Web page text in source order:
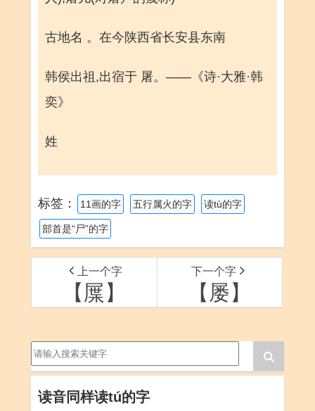
古地名 。在今陕西省长安县东南
韩侯出祖,出宿于 屠。——《诗·大雅·韩
奕》
姓
标签： 11画的字 五行属火的字 读tù的字
部首是“尸”的字
上一个字
【屟】
下一个字
【屡】
读音同样读tú的字